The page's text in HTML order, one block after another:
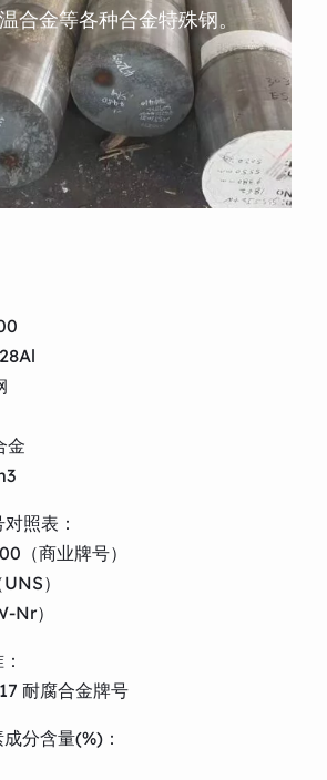
合金等各种合金特殊钢。
金
照表：
（商业牌号）
）
Nr）
耐腐合金牌号
分含量(%)：